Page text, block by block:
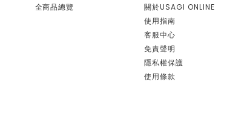
全商品總覽
關於USAGI ONLINE
使用指南
客服中心
免責聲明
隱私權保護
使用條款